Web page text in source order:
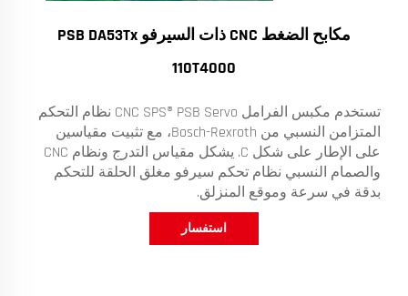
مكابح الضغط CNC ذات السيرفو PSB DA53Tx
110T4000
تستخدم مكبس الفرامل CNC SPS® PSB Servo نظام التحكم
المتزامن النسبي من Bosch-Rexroth، مع تثبيت مقياسين
على الإطار على شكل C. يشكل مقياس التدرج ونظام CNC
والصمام النسبي نظام تحكم سيرفو مغلق الحلقة للتحكم
بدقة في سرعة وموقع المنزلق.
استفسار